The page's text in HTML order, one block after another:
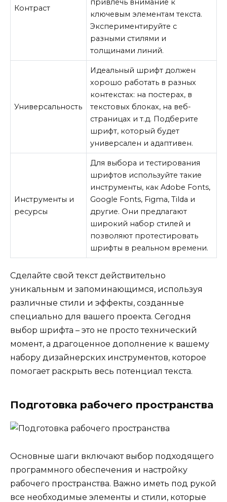
Контраст
привлечь внимание к
ключевым элементам текста.
Экспериментируйте с
разными стилями и
толщинами линий.
Универсальность
Идеальный шрифт должен
хорошо работать в разных
контекстах: на постерах, в
текстовых блоках, на веб-
страницах и т.д. Подберите
шрифт, который будет
универсален и адаптивен.
Инструменты и
ресурсы
Для выбора и тестирования
шрифтов используйте такие
инструменты, как Adobe Fonts,
Google Fonts, Figma, Tilda и
другие. Они предлагают
широкий набор стилей и
позволяют протестировать
шрифты в реальном времени.
Сделайте свой текст действительно
уникальным и запоминающимся, используя
различные стили и эффекты, созданные
специально для вашего проекта. Сегодня
выбор шрифта – это не просто технический
момент, а драгоценное дополнение к вашему
набору дизайнерских инструментов, которое
помогает раскрыть весь потенциал текста.
Подготовка рабочего пространства
Основные шаги включают выбор подходящего
программного обеспечения и настройку
рабочего пространства. Важно иметь под рукой
все необходимые элементы и стили, которые